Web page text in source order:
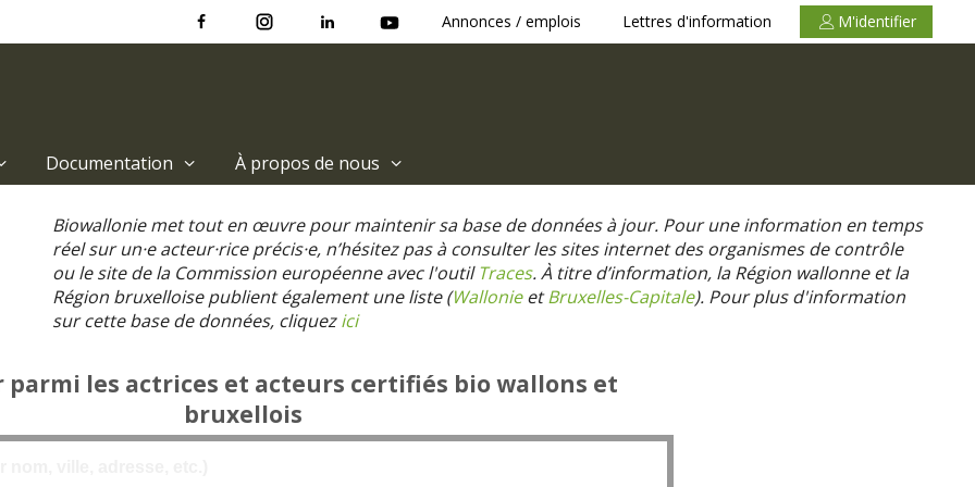
Annonces / emplois Lettres d'information M'identifier
Documentation À propos de nous
Biowallonie met tout en œuvre pour maintenir sa base de données à jour. Pour une information en temps
réel sur un·e acteur·rice précis·e, n’hésitez pas à consulter les sites internet des organismes de contrôle
ou le site de la Commission européenne avec l'outilTraces. À titre d’information, la Région wallonne et la
Région bruxelloise publient également une liste (WallonieetBruxelles-Capitale). Pour plus d'information
sur cette base de données, cliquezici
parmi les actrices et acteurs certifiés bio wallons et
bruxellois